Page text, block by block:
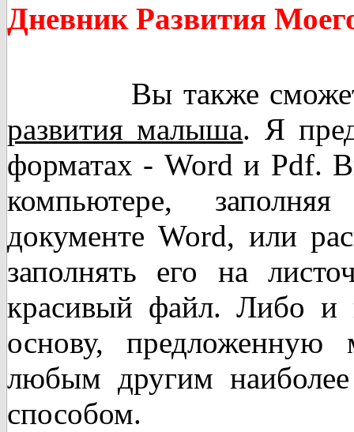
Дневник Развития
Вы также сможете
развития малыша. Я
форматах - Word и Pdf.
компьютере,
документе Word, или
заполнять его на
красивый файл. Либо и
основу,
любым другим
способом.